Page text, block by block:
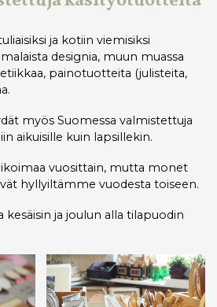
ja kotiin viemisiksi
designia, muun muassa
painotuotteita (julisteita,
myös Suomessa valmistettuja
aikuisille kuin lapsillekin.
vuosittain, mutta monet
hyllyiltämme vuodesta toiseen.
ja joulun alla tilapuodin